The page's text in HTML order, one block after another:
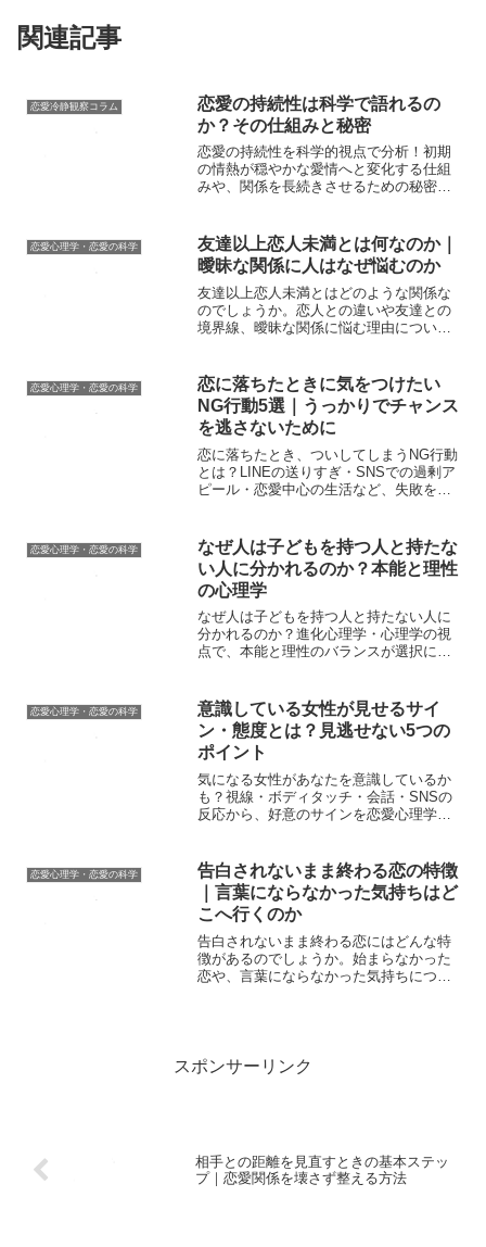
関連記事
恋愛冷静観察コラム
恋愛の持続性は科学で語れるの
か？その仕組みと秘密
恋愛の持続性を科学的視点で分析！初期
の情熱が穏やかな愛情へと変化する仕組
みや、関係を長続きさせるための秘密を
恋愛心理学・恋愛の科学
友達以上恋人未満とは何なのか｜
曖昧な関係に人はなぜ悩むのか
友達以上恋人未満とはどのような関係な
のでしょうか。恋人との違いや友達との
境界線、曖昧な関係に悩む理由について
恋愛心理学・恋愛の科学
恋に落ちたときに気をつけたい
NG行動5選｜うっかりでチャンス
を逃さないために
恋に落ちたとき、ついしてしまうNG行動
とは？LINEの送りすぎ・SNSでの過剰ア
ピール・恋愛中心の生活など、失敗を避
恋愛心理学・恋愛の科学
なぜ人は子どもを持つ人と持たな
い人に分かれるのか？本能と理性
の心理学
なぜ人は子どもを持つ人と持たない人に
分かれるのか？進化心理学・心理学の視
点で、本能と理性のバランスが選択に与
恋愛心理学・恋愛の科学
意識している女性が見せるサイ
ン・態度とは？見逃せない5つの
ポイント
気になる女性があなたを意識しているか
も？視線・ボディタッチ・会話・SNSの
反応から、好意のサインを恋愛心理学の
恋愛心理学・恋愛の科学
告白されないまま終わる恋の特徴
｜言葉にならなかった気持ちはど
こへ行くのか
告白されないまま終わる恋にはどんな特
徴があるのでしょうか。始まらなかった
恋や、言葉にならなかった気持ちについ
スポンサーリンク
相手との距離を見直すときの基本ステッ
プ｜恋愛関係を壊さず整える方法